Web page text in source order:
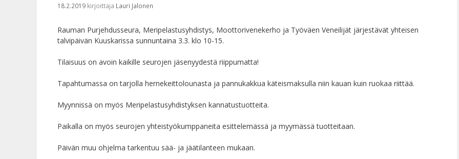
18.2.2019 kirjoittaja Lauri Jalonen
Rauman Purjehdusseura, Meripelastusyhdistys, Moottorivenekerho ja Työväen Veneilijät järjestävät yhteisen
talvipäivän Kuuskarissa sunnuntaina 3.3. klo 10-15.
Tilaisuus on avoin kaikille seurojen jäsenyydestä riippumatta!
Tapahtumassa on tarjolla hernekeittolounasta ja pannukakkua käteismaksulla niin kauan kuin ruokaa riittää.
Myynnissä on myös Meripelastusyhdistyksen kannatustuotteita.
Paikalla on myös seurojen yhteistyökumppaneita esittelemässä ja myymässä tuotteitaan.
Päivän muu ohjelma tarkentuu sää- ja jäätilanteen mukaan.